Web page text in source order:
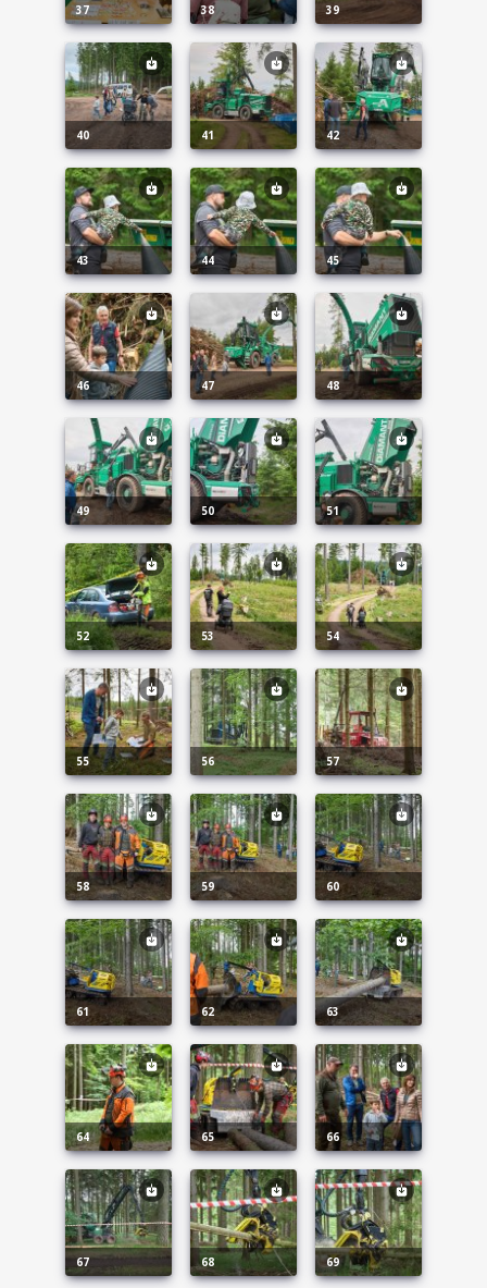
37 38 39
40 41 42
43 44 45
46 47 48
49 50 51
52 53 54
55 56 57
58 59 60
61 62 63
64 65 66
67 68 69